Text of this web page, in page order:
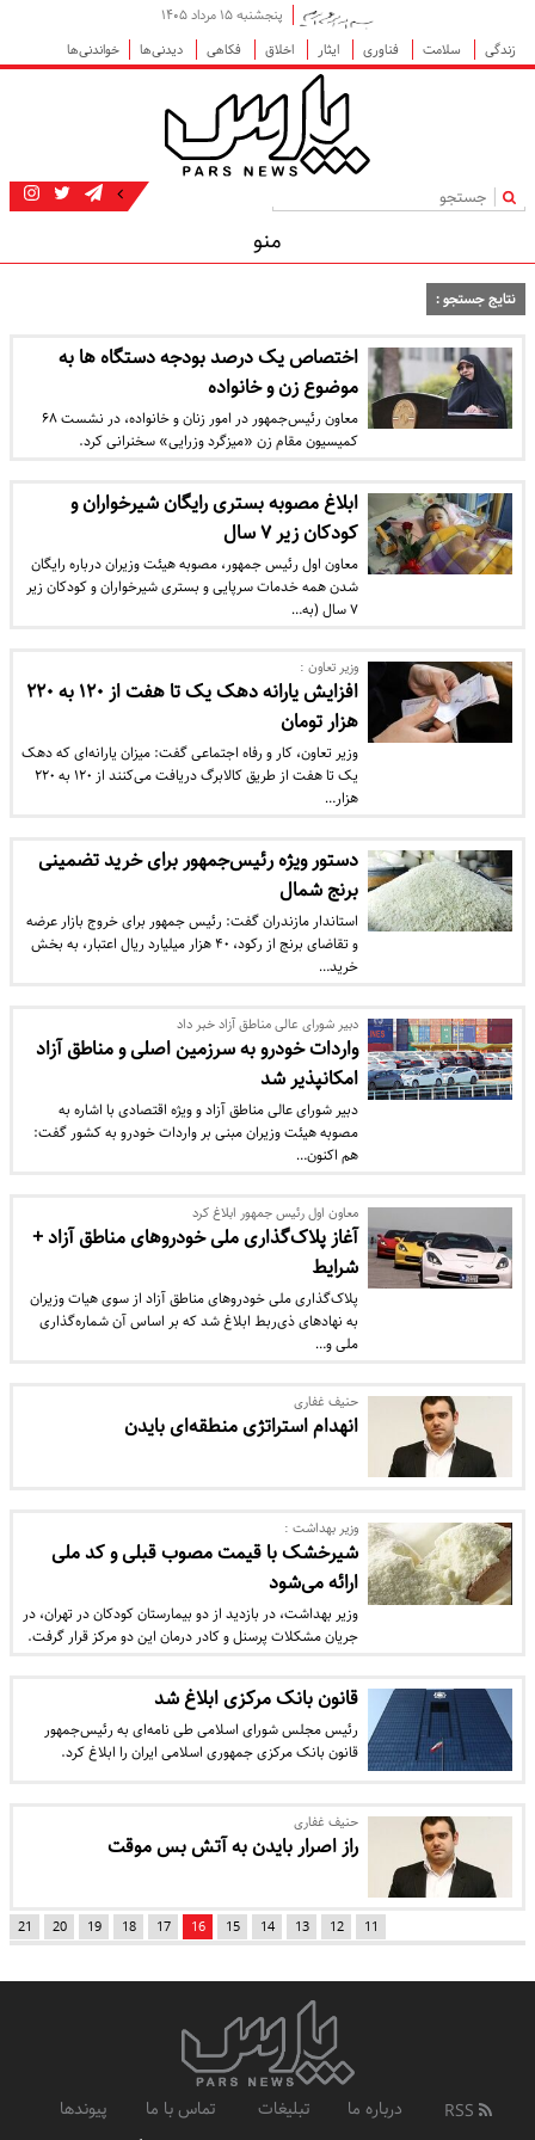
پنجشنبه ۱۵ مرداد ۱۴۰۵
زندگی
سلامت فناوری ایثار اخلاق فکاهی دیدنی‌ها خواندنی‌ها
|
منو
نتایج جستجو :
اختصاص یک درصد بودجه دستگاه ها به
موضوع زن و خانواده
معاون رئیس‌جمهور در امور زنان و خانواده، در نشست ۶۸
کمیسیون مقام زن «میزگرد وزرایی» سخنرانی کرد.
ابلاغ مصوبه بستری رایگان شیرخواران و
کودکان زیر ۷ سال
معاون اول رئیس جمهور، مصوبه هیئت وزیران درباره رایگان
شدن همه خدمات سرپایی و بستری شیرخواران و کودکان زیر
۷ سال (به…
وزیر تعاون :
افزایش یارانه دهک یک تا هفت از ۱۲۰ به ۲۲۰
هزار تومان
وزیر تعاون، کار و رفاه اجتماعی گفت: میزان یارانه‌ای که دهک
یک تا هفت از طریق کالابرگ دریافت می‌کنند از ۱۲۰ به ۲۲۰
هزار…
دستور ویژه رئیس‌جمهور برای خرید تضمینی
برنج شمال
استاندار مازندران گفت: رئیس جمهور برای خروج بازار عرضه
و تقاضای برنج از رکود، ۴۰ هزار میلیارد ریال اعتبار، به بخش
خرید…
دبیر شورای عالی مناطق آزاد خبر داد
واردات خودرو به سرزمین اصلی و مناطق آزاد
امکانپذیر شد
دبیر شورای عالی مناطق آزاد و ویژه اقتصادی با اشاره به
مصوبه هیئت وزیران مبنی بر واردات خودرو به کشور گفت:
هم اکنون…
معاون اول رئیس جمهور ابلاغ کرد
آغاز پلاک‌گذاری ملی خودروهای مناطق آزاد +
شرایط
پلاک‌گذاری ملی خودروهای مناطق آزاد از سوی هیات وزیران
به نهادهای ذی‌ربط ابلاغ شد که بر اساس آن شماره‌گذاری‌
ملی و…
حنیف غفاری
انهدام استراتژی منطقه‌ای بایدن
وزیر بهداشت :
شیرخشک با قیمت مصوب قبلی و کد ملی
ارائه می‌شود
وزیر بهداشت، در بازدید از دو بیمارستان کودکان در تهران، در
جریان مشکلات پرسنل و کادر درمان این دو مرکز قرار گرفت.
قانون بانک مرکزی ابلاغ شد
رئیس مجلس شورای اسلامی طی نامه‌ای به رئیس‌جمهور
قانون بانک مرکزی جمهوری اسلامی ایران را ابلاغ کرد.
حنیف غفاری
راز اصرار بایدن به آتش بس موقت
11
12
13
14
15
16
17
18
19
20
21
درباره ما تبلیغات تماس با ما پیوندها